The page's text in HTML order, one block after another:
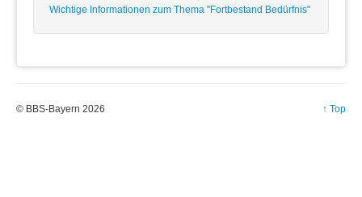
Wichtige Informationen zum Thema "Fortbestand Bedürfnis"
↑ Top
© BBS-Bayern 2026